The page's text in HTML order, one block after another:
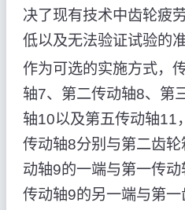
决了现有技术中齿轮疲
低以及无法验证试验的
作为可选的实施方式，
轴7、第二传动轴8、第
轴10以及第五传动轴11
传动轴8分别与第二齿
动轴9的一端与第一传
传动轴9的另一端与第